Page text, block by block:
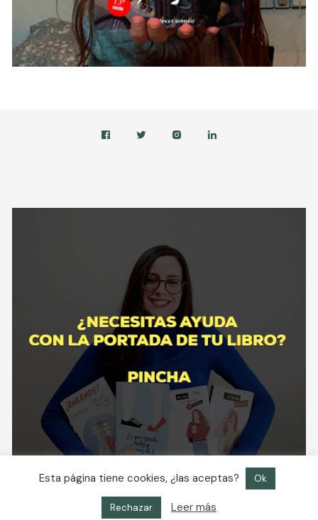
Esta página tiene cookies, ¿las aceptas? Ok
Rechazar Leer más